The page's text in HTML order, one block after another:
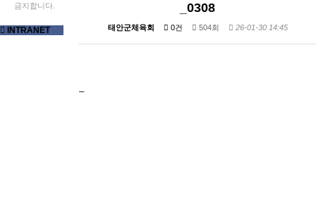
_0308
태안군체육회 0건 504회 26-01-30 14:45
금지합니다.
INTRANET